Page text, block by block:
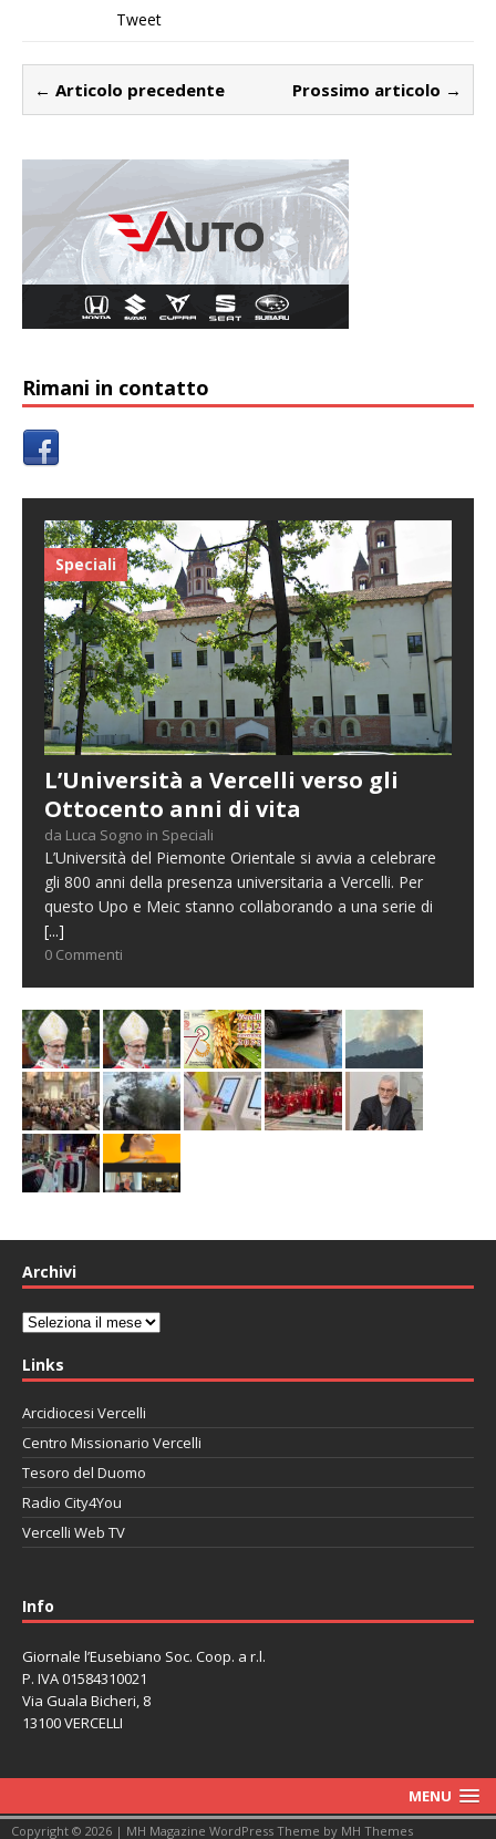
Tweet
← Articolo precedente Prossimo articolo →
Rimani in contatto
Speciali
L’Università a Vercelli verso gli
Ottocento anni di vita
da Luca Sogno in Speciali
L’Università del Piemonte Orientale si avvia a celebrare
gli 800 anni della presenza universitaria a Vercelli. Per
questo Upo e Meic stanno collaborando a una serie di
[...]
0 Commenti
Archivi
Archivi
Links
Arcidiocesi Vercelli
Centro Missionario Vercelli
Tesoro del Duomo
Radio City4You
Vercelli Web TV
Info
Giornale l’Eusebiano Soc. Coop. a r.l.
P. IVA 01584310021
Via Guala Bicheri, 8
13100 VERCELLI
MENU
Copyright © 2026 | MH Magazine WordPress Theme by MH Themes